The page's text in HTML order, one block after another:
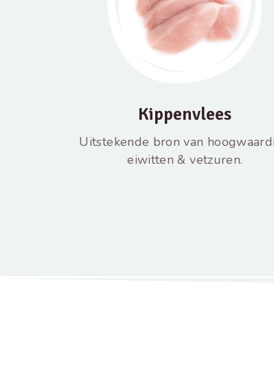
Kippenvlees
Uitstekende bron van
eiwitten & vetzuren.